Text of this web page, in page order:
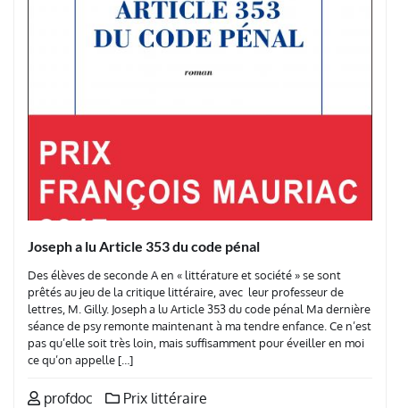
Joseph a lu Article 353 du code pénal
Des élèves de seconde A en « littérature et société » se sont
prêtés au jeu de la critique littéraire, avec leur professeur de
lettres, M. Gilly. Joseph a lu Article 353 du code pénal Ma dernière
séance de psy remonte maintenant à ma tendre enfance. Ce n’est
pas qu’elle soit très loin, mais suffisamment pour éveiller en moi
ce qu’on appelle […]
profdoc Prix littéraire